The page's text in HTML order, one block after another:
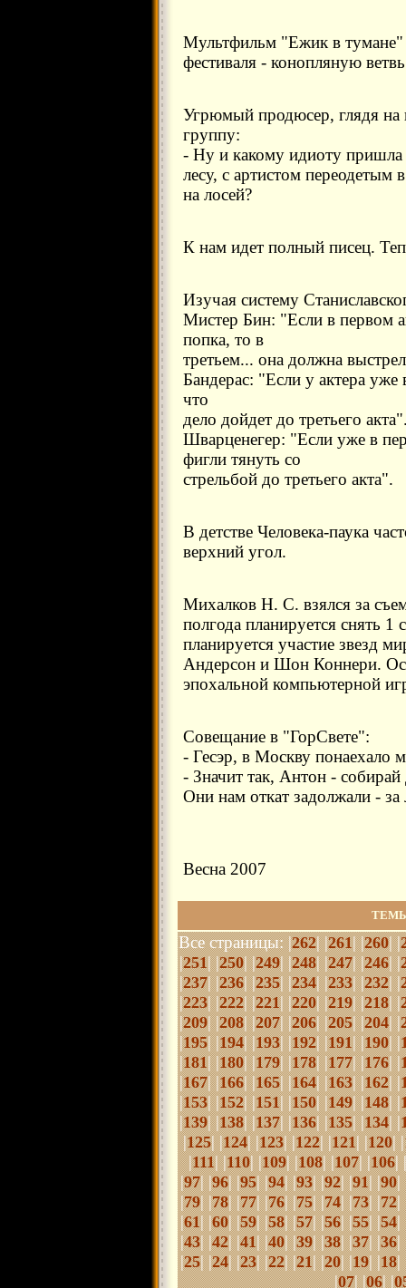
Мультфильм "Ежик в тумане"
фестиваля - конопляную
Угрюмый продюсер, глядя
группу:
- Ну и какому идиоту пришла
лесу, с артистом переодетым
на лосей?
К нам идет полный писец.
Изучая систему
Мистер Бин: "Если в первом
попка, то в
третьем... она должна
Бандерас: "Если у актера
что
дело дойдет до третьего
Шварценегер: "Если уже в
фигли тянуть со
стрельбой до третьего акта".
В детстве Человека-паука
верхний угол.
Михалков Н. С. взялся за
полгода планируется снять 1
планируется участие звезд
Андерсон и Шон Коннери.
эпохальной компьютерной
Совещание в "ГорСвете":
- Гесэр, в Москву понаехало
- Значит так, Антон -
Они нам откат задолжали -
Весна 2007
Все страницы: |262| |261| |260| |
|251| |250| |249| |248| |247| |246| |
|237| |236| |235| |234| |233| |232| |
|223| |222| |221| |220| |219| |218| |
|209| |208| |207| |206| |205| |204| |
|195| |194| |193| |192| |191| |190| |
|181| |180| |179| |178| |177| |176| |
|167| |166| |165| |164| |163| |162| |
|153| |152| |151| |150| |149| |148| |
|139| |138| |137| |136| |135| |134| |
|125| |124| |123| |122| |121| |120| |
|111| |110| |109| |108| |107| |106|
|97| |96| |95| |94| |93| |92| |91| |90|
|79| |78| |77| |76| |75| |74| |73| |72|
|61| |60| |59| |58||57| |56| |55| |54|
|43| |42| |41| |40| |39| |38| |37| |36|
|25| |24| |23| |22| |21| |20| |19| |18|
|07| |06| |